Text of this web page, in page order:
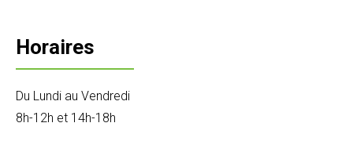
Horaires
Du Lundi au Vendredi
8h-12h et 14h-18h